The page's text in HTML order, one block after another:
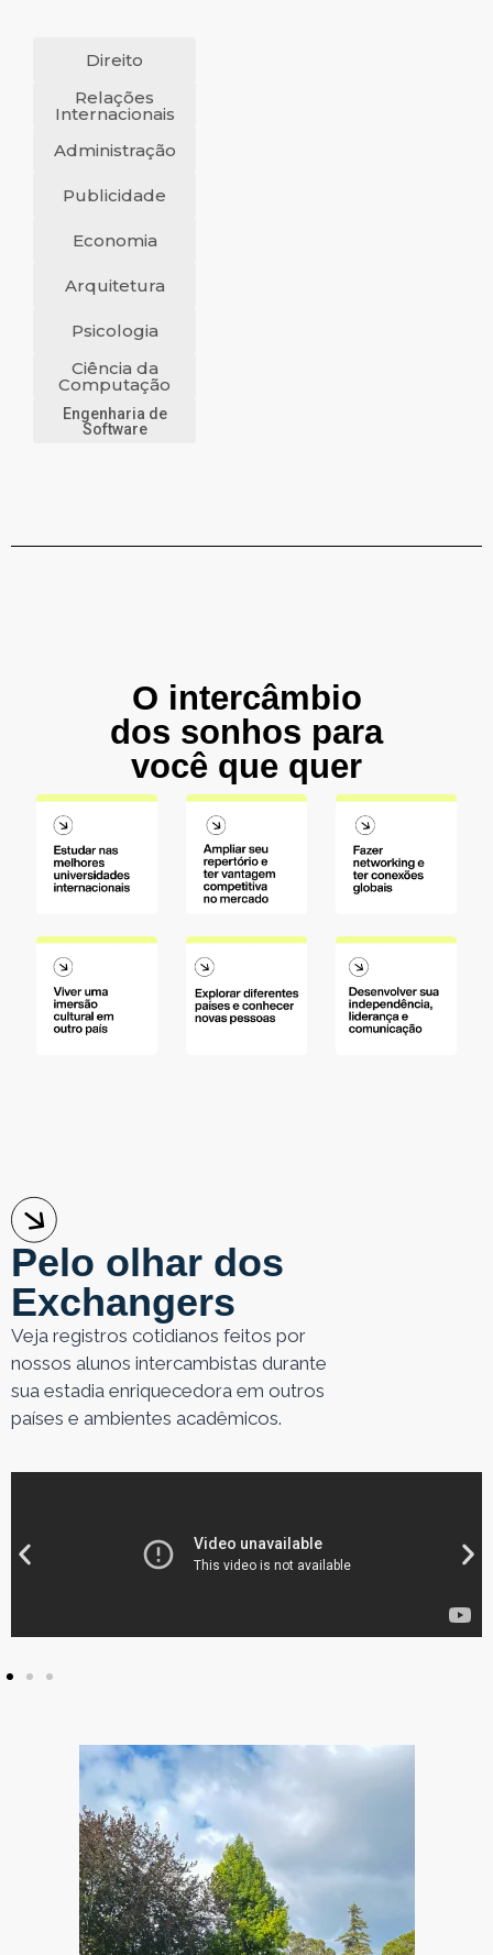
Direito
Relações
Internacionais
Administração
Publicidade
Economia
Arquitetura
Psicologia
Ciência da
Computação
Engenharia de
Software
O intercâmbio
dos sonhos para
você que quer
Pelo olhar dos
Exchangers
Veja registros cotidianos feitos por
nossos alunos intercambistas durante
sua estadia enriquecedora em outros
países e ambientes acadêmicos.